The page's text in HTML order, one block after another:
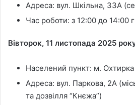
Адреса: вул. Шкільна, 33А
Час роботи: з 12:00 до 14:00 г
Вівторок, 11 листопада 2025
Населений пункт: м.
Адреса: вул. Паркова, 2А
та дозвілля “Кнєжа”)